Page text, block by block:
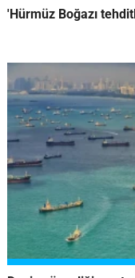
'Hürmüz Boğazı